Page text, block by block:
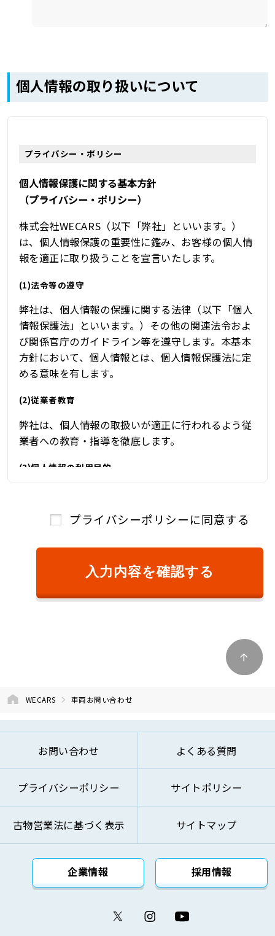
個人情報の取り扱いについて
プライバシー・ポリシー
個人情報保護に関する基本方針
（プライバシー・ポリシー）
株式会社WECARS（以下「弊社」といいます。）
は、個人情報保護の重要性に鑑み、お客様の個人情
報を適正に取り扱うことを宣言いたします。
(1)法令等の遵守
弊社は、個人情報の保護に関する法律（以下「個人
情報保護法」といいます。）その他の関連法令およ
び関係官庁のガイドライン等を遵守します。本基本
方針において、個人情報とは、個人情報保護法に定
める意味を有します。
(2)従業者教育
弊社は、個人情報の取扱いが適正に行われるよう従
業者への教育・指導を徹底します。
(3)個人情報の利用目的
で、適法かつ公正に利用し、その他の目的に利用す
①ご本人様確認のため
②商品またはサービスのご提供およびその対
価のご請求のため
④商品およびサービスの改善、企画、研究お
⑤お問い合わせへのご対応およびお客様への
⑦本基本方針記載の方法により第三者に対し
て提供するため
⑧その他自動車関連業およびこれらに付帯・
関連するサービスの提供のため
上記の利用目的を変更する場合には、変更後の利用
目的が変更前の利用目的と相当の関連性を有すると
合理的に認められる範囲においてのみ変更を行い、
その内容をご本人に対し、原則として書面等（電磁
的記録を含みます。）により通知し、または弊社の
ウェブサイト等により公表します。
プライバシーポリシーに同意する
入力内容を確認する
WECARS 車両お問い合わせ
お問い合わせ よくある質問
プライバシーポリシー サイトポリシー
古物営業法に基づく表示 サイトマップ
企業情報 採用情報